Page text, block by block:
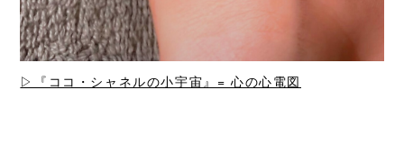
▷『ココ・シャネルの小宇宙』= 心の心電図